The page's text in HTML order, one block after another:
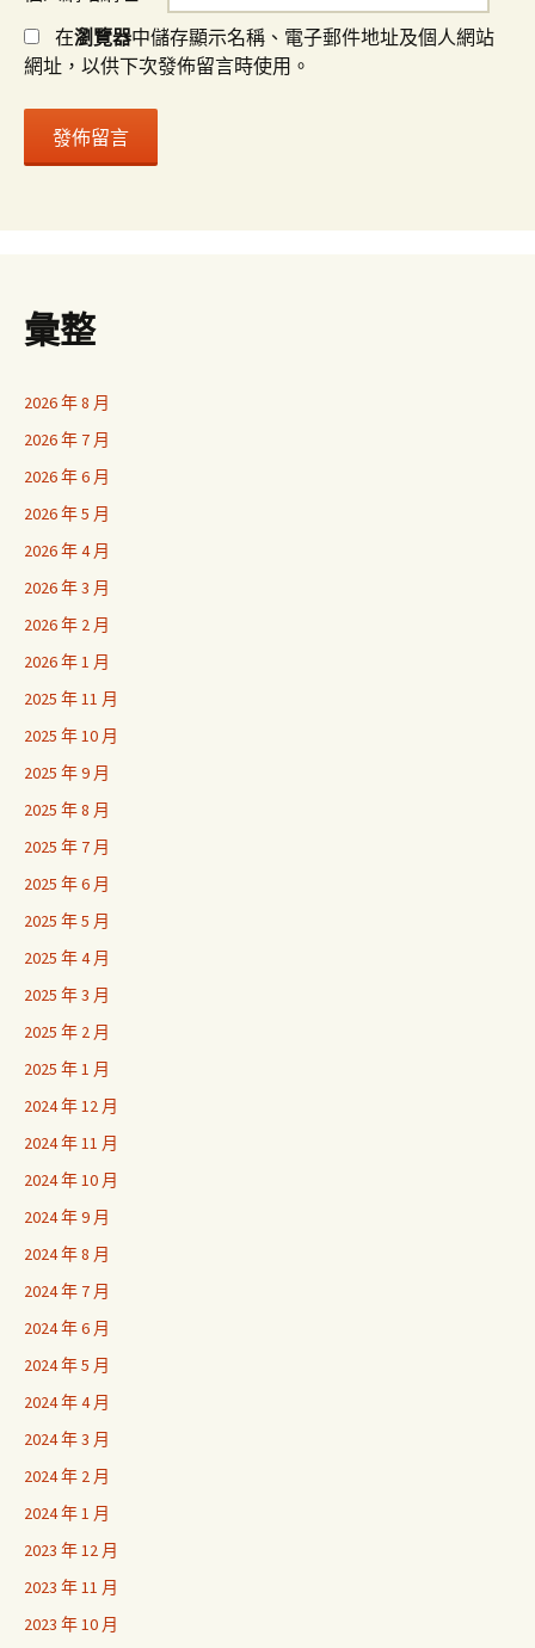
在瀏覽器中儲存顯示名稱、電子郵件地址及個人網站
網址，以供下次發佈留言時使用。
彙整
2026 年 8 月
2026 年 7 月
2026 年 6 月
2026 年 5 月
2026 年 4 月
2026 年 3 月
2026 年 2 月
2026 年 1 月
2025 年 11 月
2025 年 10 月
2025 年 9 月
2025 年 8 月
2025 年 7 月
2025 年 6 月
2025 年 5 月
2025 年 4 月
2025 年 3 月
2025 年 2 月
2025 年 1 月
2024 年 12 月
2024 年 11 月
2024 年 10 月
2024 年 9 月
2024 年 8 月
2024 年 7 月
2024 年 6 月
2024 年 5 月
2024 年 4 月
2024 年 3 月
2024 年 2 月
2024 年 1 月
2023 年 12 月
2023 年 11 月
2023 年 10 月